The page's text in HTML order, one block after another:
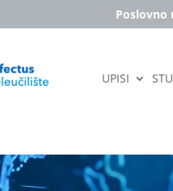
Poslovno
UPISI